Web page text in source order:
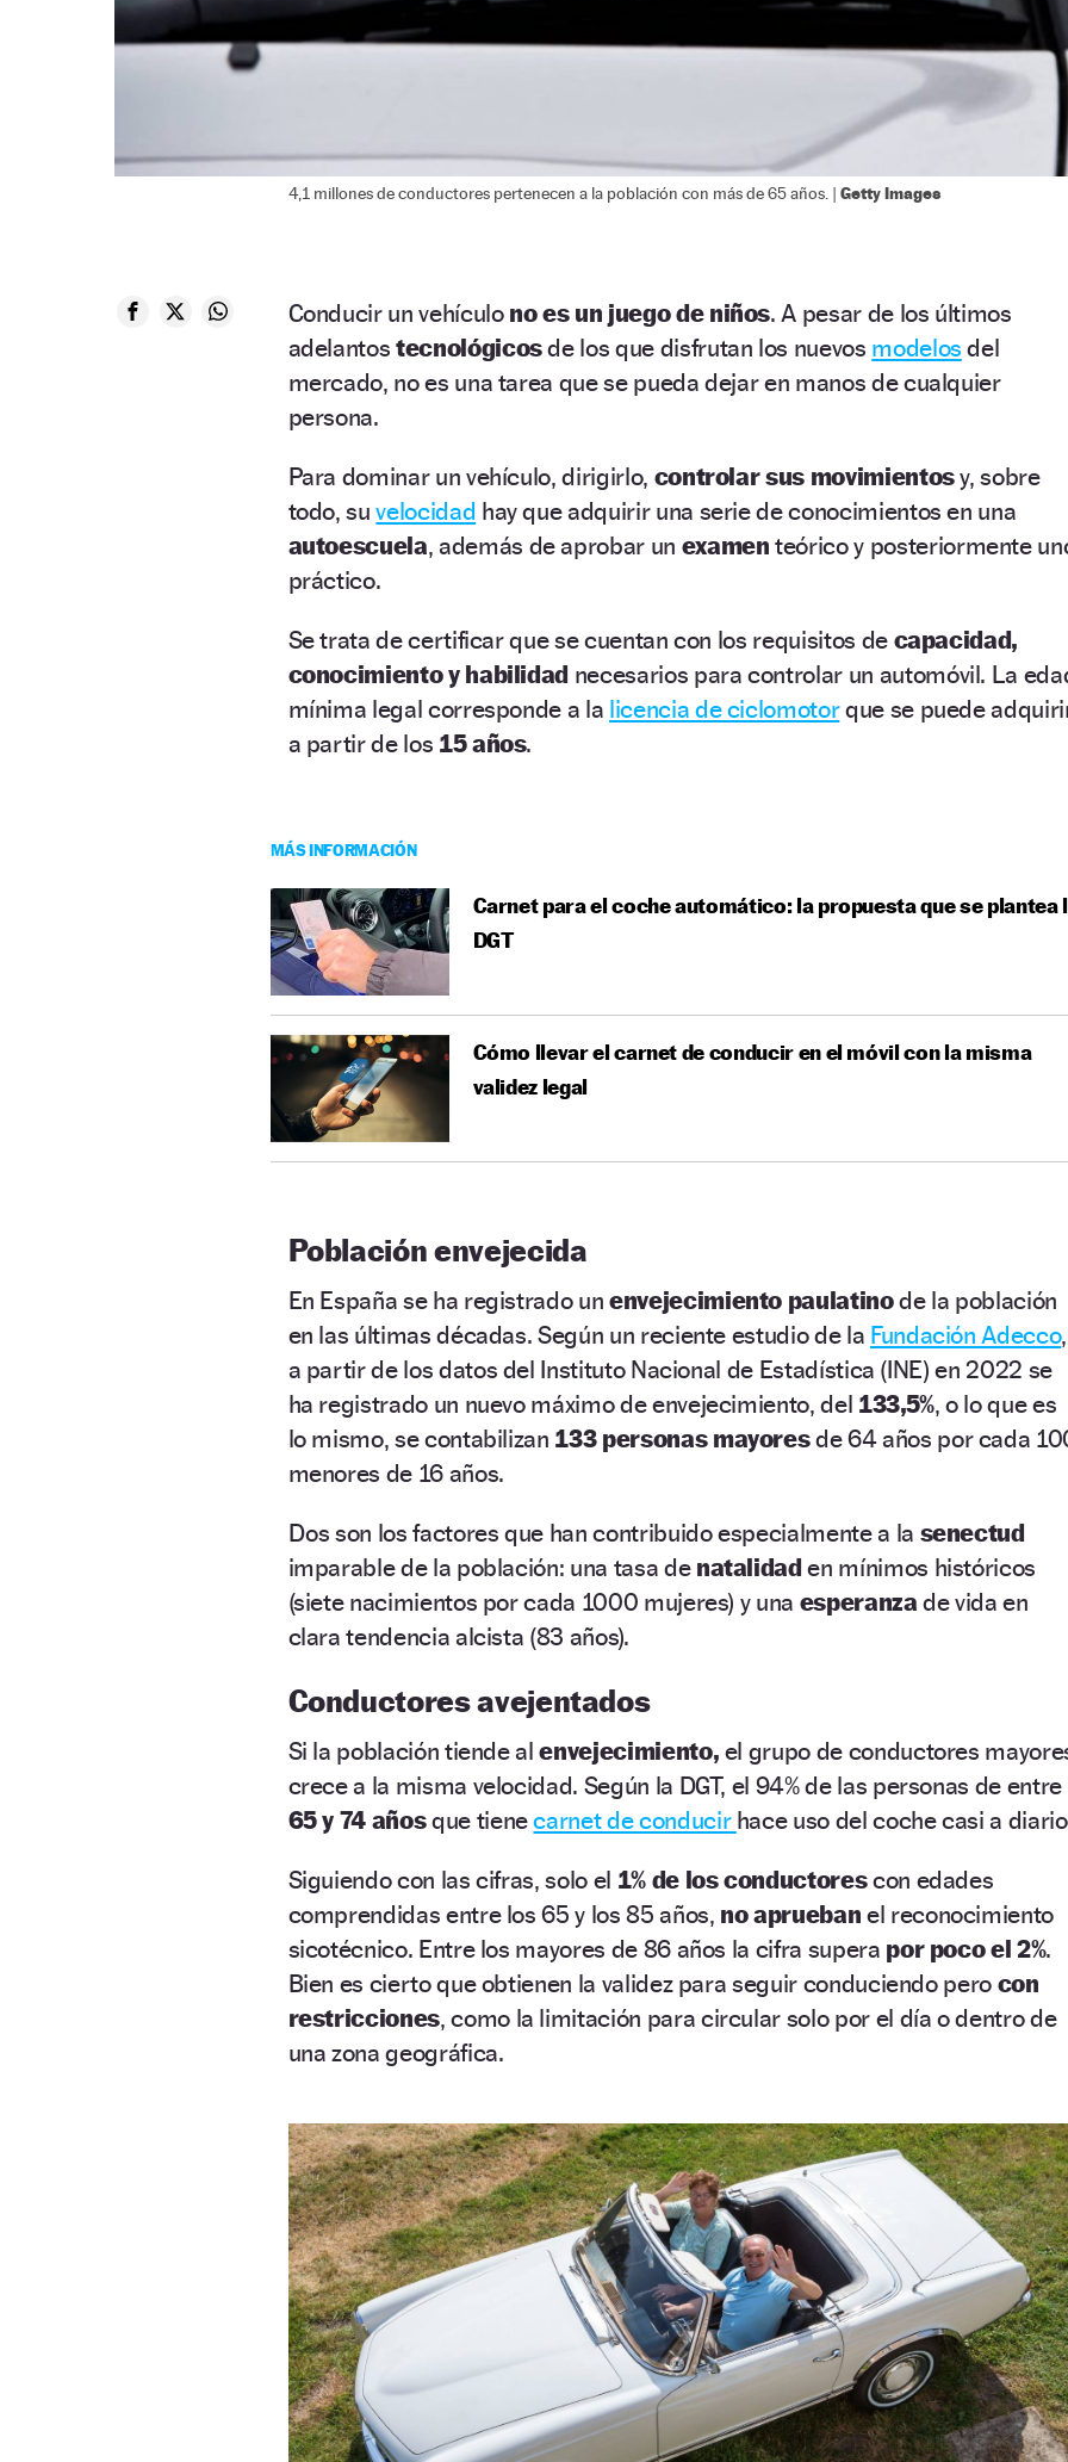
4,1 millones de conductores pertenecen a la población con más de 65 años. | Getty Images
Conducir un vehículo no es un juego de niños. A pesar de los últimos
adelantostecnológicosde los que disfrutan los nuevos modelos del
mercado, no es una tarea que se pueda dejar en manos de cualquier
persona.
Para dominar un vehículo, dirigirlo, controlar sus movimientosy, sobre
todo, suvelocidad hay que adquirir una serie de conocimientos en una
autoescuela, además de aprobar un examen teórico y posteriormente
práctico.
Se trata de certificar que se cuentan con los requisitos de capacidad,
conocimiento y habilidad necesarios para controlar un automóvil. La
mínima legal corresponde a la licencia de ciclomotorque se puede
a partir de los 15 años.
MÁS INFORMACIÓN
Carnet para el coche automático: la propuesta que se plantea
DGT
Cómo llevar el carnet de conducir en el móvil con la misma
validez legal
Población envejecida
En España se ha registrado un envejecimiento paulatinode la población
en las últimas décadas. Según un reciente estudio de la Fundación Adecco,
a partir de los datos del Instituto Nacional de Estadística (INE) en 2022 se
ha registrado un nuevo máximo de envejecimiento, del 133,5%, o lo que es
lo mismo, se contabilizan 133 personas mayoresde 64 años por cada
menores de 16 años.
Dos son los factores que han contribuido especialmente a la senectud
imparable de la población: una tasa de natalidaden mínimos históricos
(siete nacimientos por cada 1000 mujeres) y una esperanzade vida en
clara tendencia alcista (83 años).
Conductores avejentados
Si la población tiende alenvejecimiento, el grupo de conductores
crece a la misma velocidad. Según la DGT, el 94% de las personas de entre
65 y 74 añosque tienecarnet de conducir hace uso del coche casi a
Siguiendo con las cifras, solo el 1% de los conductorescon edades
comprendidas entre los 65 y los 85 años, no aprueban el reconocimiento
sicotécnico. Entre los mayores de 86 años la cifra supera por poco el 2%.
Bien es cierto que obtienen la validez para seguir conduciendo pero con
restricciones, como la limitación para circular solo por el día o dentro de
una zona geográfica.